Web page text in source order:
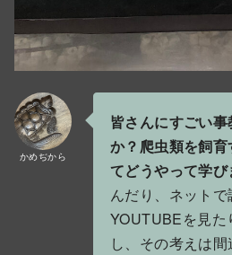
かめぢから
皆さんにすごい
か？爬虫類を飼
てどうやって学び
んだり、ネットで
YOUTUBEを見
し、その考えは